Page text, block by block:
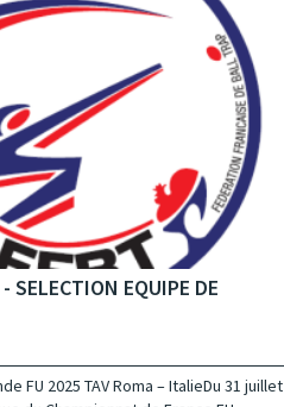
SELECTION EQUIPE DE
FU 2025 TAV Roma – ItalieDu 31 juillet